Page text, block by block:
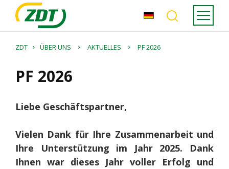
ZDT ÜBER UNS AKTUELLES PF 2026
PF 2026
Liebe Geschäftspartner,
Vielen Dank für Ihre Zusammenarbeit und
Ihre Unterstützung im Jahr 2025. Dank
Ihnen war dieses Jahr voller Erfolg und